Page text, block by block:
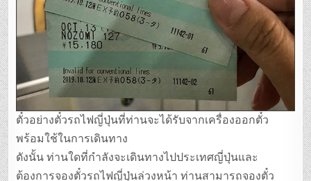
ตั๋วอย่างตั๋วรถไฟญี่ปุ่นที่ท่านจะได้รับจากเครื่องออกตั๋ว
พร้อมใช้ในการเดินทาง
ดังนั้น ท่านใดที่กำลังจะเดินทางไปประเทศญี่ปุ่นและ
ต้องการจองตั๋วรถไฟญี่ปุ่นล่วงหน้า ท่านสามารถจองตั๋ว